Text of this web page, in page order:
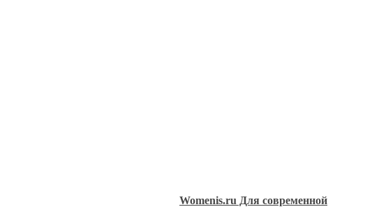
Womenis.ru Для современной